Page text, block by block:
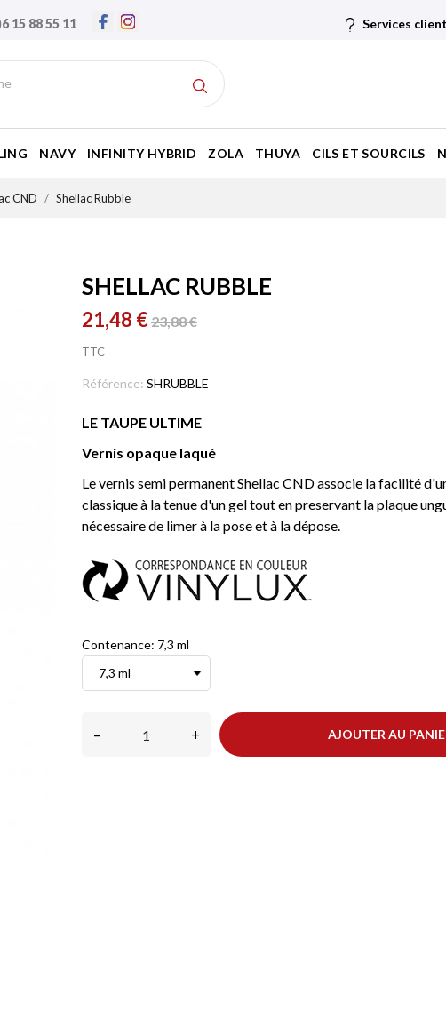
15 88 55 11 Services client
NAVY INFINITY HYBRID ZOLA THUYA CILS ET SOURCILS
CND Shellac Rubble
SHELLAC RUBBLE
21,48 €23,88 €
TTC
Référence: SHRUBBLE
LE TAUPE ULTIME
Vernis opaque laqué
Le vernis semi permanent Shellac CND associe la facilité
classique à la tenue d'un gel tout en preservant la plaque
nécessaire de limer à la pose et à la dépose.
Contenance: 7,3 ml
– + AJOUTER AU